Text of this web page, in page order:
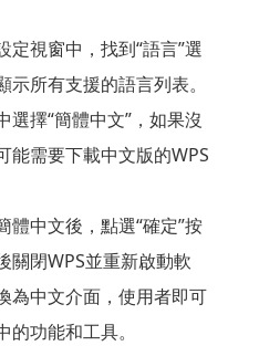
定視窗中，找到“語言”選
所有支援的語言列表。
選擇“簡體中文”，如果沒
能需要下載中文版的WPS
體中文後，點選“確定”按
關閉WPS並重新啟動軟
為中文介面，使用者即可
功能和工具。